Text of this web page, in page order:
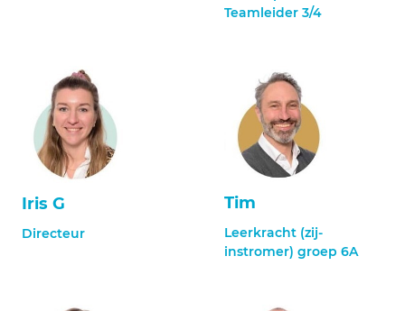
Teamleider 3/4
Iris G
Directeur
Tim
Leerkracht (zij-
instromer) groep 6A